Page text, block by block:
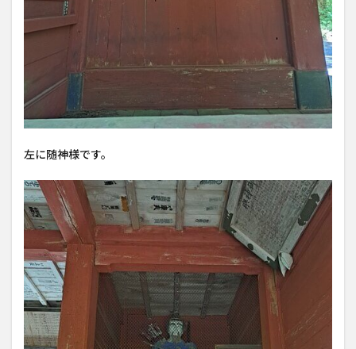
左に随神様です。